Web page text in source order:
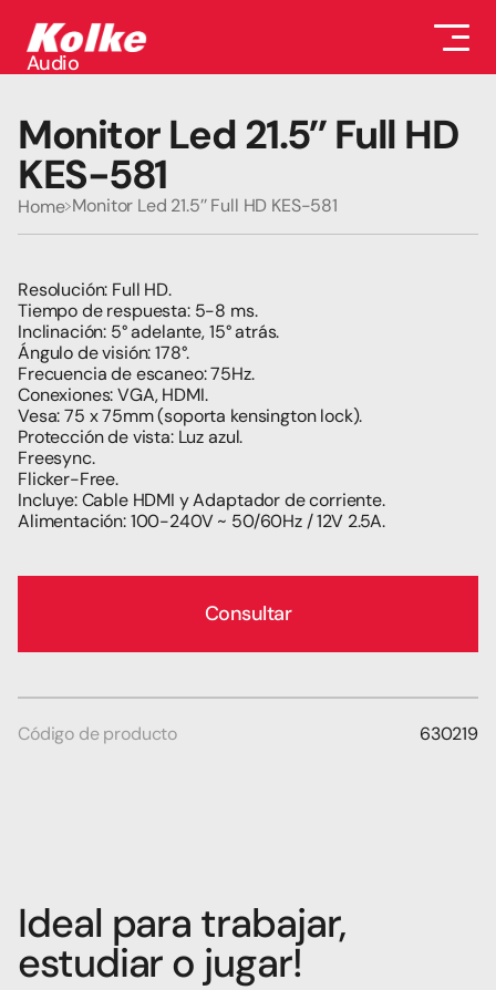
Audio
Auriculares
Conectividad
Gaming
Seguridad
Monitor Led 21.5’’ Full HD
KES-581
Home Monitor Led 21.5’’ Full HD KES-581
Resolución: Full HD.
Tiempo de respuesta: 5-8 ms.
Inclinación: 5° adelante, 15° atrás.
Ángulo de visión: 178°.
Frecuencia de escaneo: 75Hz.
Conexiones: VGA, HDMI.
Vesa: 75 x 75mm (soporta kensington lock).
Protección de vista: Luz azul.
Freesync.
Flicker-Free.
Incluye: Cable HDMI y Adaptador de corriente.
Alimentación: 100-240V ~ 50/60Hz / 12V 2.5A.
Consultar
Código de producto 630219
Ideal para trabajar,
estudiar o jugar!